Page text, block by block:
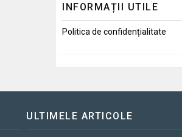
INFORMAȚII UTILE
Politica de confidențialitate
ULTIMELE ARTICOLE